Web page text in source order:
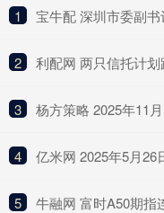
1 宝牛配 深圳市委副书记、市
2 利配网 两只信托计划跻身建
3 杨方策略 2025年11
4 亿米网 2025年5月26日海
5 牛融网 富时A50期指